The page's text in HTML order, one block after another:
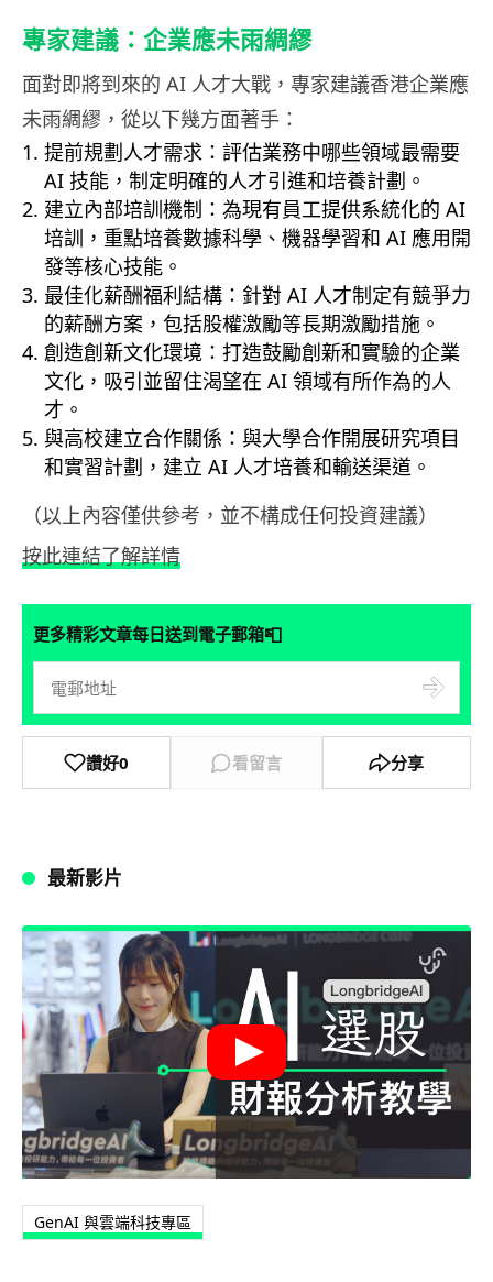
專家建議：企業應未雨綢繆
面對即將到來的 AI 人才大戰，專家建議香港企業應
未雨綢繆，從以下幾方面著手：
提前規劃人才需求：評估業務中哪些領域最需要
AI 技能，制定明確的人才引進和培養計劃。
建立內部培訓機制：為現有員工提供系統化的 AI
培訓，重點培養數據科學、機器學習和 AI 應用開
發等核心技能。
最佳化薪酬福利結構：針對 AI 人才制定有競爭力
的薪酬方案，包括股權激勵等長期激勵措施。
創造創新文化環境：打造鼓勵創新和實驗的企業
文化，吸引並留住渴望在 AI 領域有所作為的人
才。
與高校建立合作關係：與大學合作開展研究項目
和實習計劃，建立 AI 人才培養和輸送渠道。
（以上內容僅供參考，並不構成任何投資建議）
按此連結了解詳情
更多精彩文章每日送到電子郵箱📮
讚好0 看留言 分享
最新影片
GenAI 與雲端科技專區